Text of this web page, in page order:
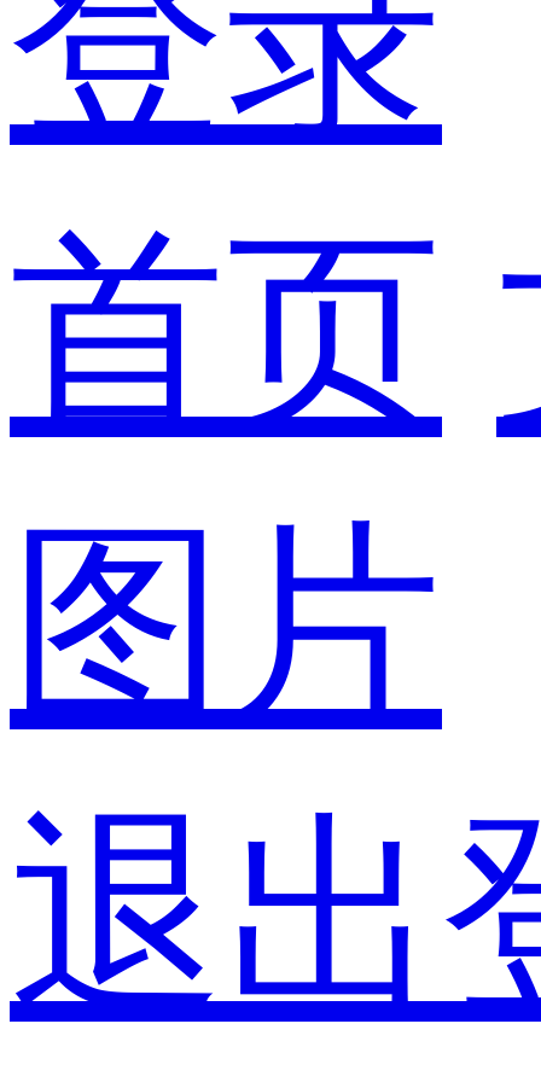
首页
图片
退出